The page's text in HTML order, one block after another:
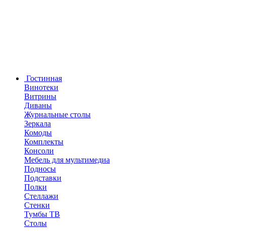
Гостинная
Винотеки
Витрины
Диваны
Журнальные столы
Зеркала
Комоды
Комплекты
Консоли
Мебель для мультимедиа
Подносы
Подставки
Полки
Стеллажи
Стенки
Тумбы ТВ
Столы